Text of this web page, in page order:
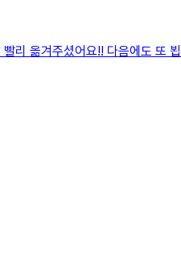
리 옮겨주셨어요!! 다음에도 또 뵙